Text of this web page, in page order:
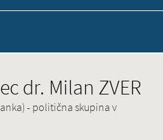
dr. Milan ZVER
- politična skupina v